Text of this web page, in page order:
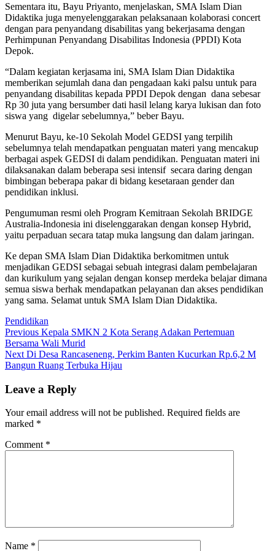
Sementara itu, Bayu Priyanto, menjelaskan, SMA Islam Dian
Didaktika juga menyelenggarakan pelaksanaan kolaborasi concert
dengan para penyandang disabilitas yang bekerjasama dengan
Perhimpunan Penyandang Disabilitas Indonesia (PPDI) Kota
Depok.
“Dalam kegiatan kerjasama ini, SMA Islam Dian Didaktika
memberikan sejumlah dana dan pengadaan kaki palsu untuk para
penyandang disabilitas kepada PPDI Depok dengan dana sebesar
Rp 30 juta yang bersumber dati hasil lelang karya lukisan dan foto
siswa yang digelar sebelumnya,” beber Bayu.
Menurut Bayu, ke-10 Sekolah Model GEDSI yang terpilih
sebelumnya telah mendapatkan penguatan materi yang mencakup
berbagai aspek GEDSI di dalam pendidikan. Penguatan materi ini
dilaksanakan dalam beberapa sesi intensif secara daring dengan
bimbingan beberapa pakar di bidang kesetaraan gender dan
pendidikan inklusi.
Pengumuman resmi oleh Program Kemitraan Sekolah BRIDGE
Australia-Indonesia ini diselenggarakan dengan konsep Hybrid,
yaitu perpaduan secara tatap muka langsung dan dalam jaringan.
Ke depan SMA Islam Dian Didaktika berkomitmen untuk
menjadikan GEDSI sebagai sebuah integrasi dalam pembelajaran
dan kurikulum yang sejalan dengan konsep merdeka belajar dimana
semua siswa berhak mendapatkan pelayanan dan akses pendidikan
yang sama. Selamat untuk SMA Islam Dian Didaktika.
Pendidikan
Post
navigation
Previous Previous
post:
Kepala SMKN 2 Kota Serang Adakan Pertemuan
Bersama Wali Murid
Next Next
post:
Di Desa Rancaseneng, Perkim Banten Kucurkan Rp.6,2 M
Bangun Ruang Terbuka Hijau
Leave a Reply
Your email address will not be published. Required fields are
marked *
Comment *
Name *